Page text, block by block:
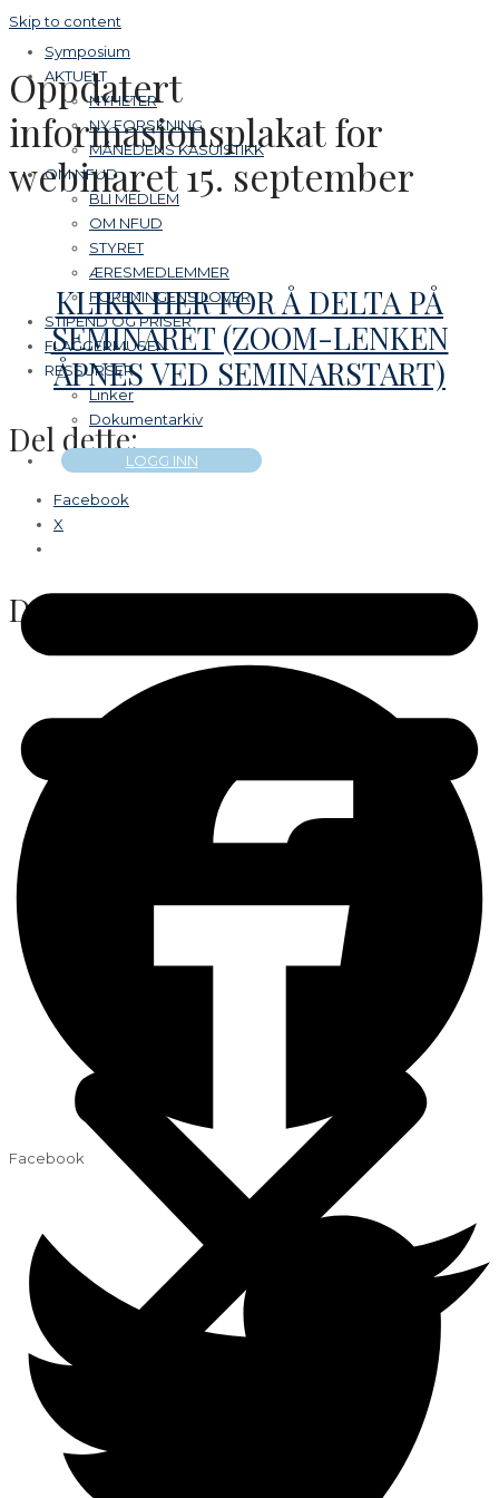
Skip to content
Symposium
AKTUELT
NYHETER
NY FORSKNING
MÅNEDENS KASUISTIKK
OM NFUD
BLI MEDLEM
OM NFUD
STYRET
ÆRESMEDLEMMER
FORENINGENS LOVER
STIPEND OG PRISER
FLAGGERMUSEN
RESSURSER
Linker
Dokumentarkiv
LOGG INN
Oppdatert
informasjonsplakat for
webinaret 15. september
KLIKK HER FOR Å DELTA PÅ
SEMINARET (ZOOM-LENKEN
ÅPNES VED SEMINARSTART)
Del dette:
Facebook
X
Del dette:
Facebook